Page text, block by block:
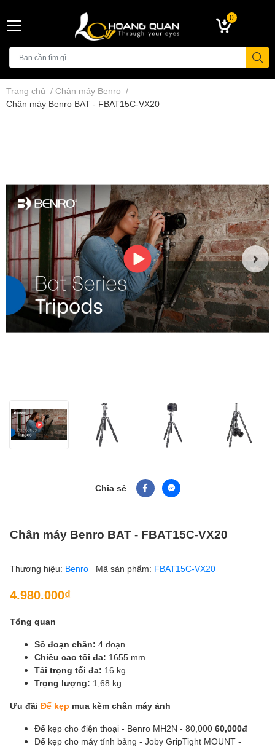
0
Trang chủ / Chân máy Benro /
Chân máy Benro BAT - FBAT15C-VX20
Chia sẻ
Chân máy Benro BAT - FBAT15C-VX20
Thương hiệu: Benro Mã sản phẩm: FBAT15C-VX20
4.980.000₫
Tổng quan
Số đoạn chân: 4 đoạn
Chiều cao tối đa: 1655 mm
Tải trọng tối đa: 16 kg
Trọng lượng: 1,68 kg
Ưu đãi Đế kẹp mua kèm chân máy ảnh
Đế kẹp cho điện thoại - Benro MH2N - 80,000 60,000đ
Đế kẹp cho máy tính bảng - Joby GripTight MOUNT -